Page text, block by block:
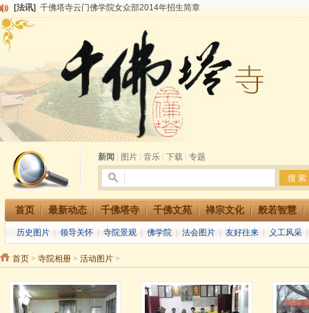
[法讯] 千佛塔寺云门佛学院女众部2014年招生简章
[法讯]
共赴华藏世界 进入最后七天倒计时 殊胜华严法会 快快同享富贵庄严海
千佛塔寺阅藏堂周末阅藏报名通知
清明节祭祖报恩地藏法会
[法讯] 本寺方丈上明下慧尼和尚开讲《六祖坛经》
[法讯]
2015-3-26师父于法堂对大众的开示
[法讯]
广东千佛塔寺云门佛学院女众部 2016年招生简章
[法讯] 恭请海涛法师莅临千佛塔寺弘法
[法讯] 2014年七月大法会 祈福息灾地藏七 冥阳两利普渡群蒙盂兰盆
新闻
图片 音乐 下载 专题
首页 最新动态 千佛塔寺 千佛文苑 禅宗文化 般若智慧
历史图片 领导关怀 寺院景观 佛学院 法会图片 友好往来 义工风采
首页 > 寺院相册 > 活动图片 >